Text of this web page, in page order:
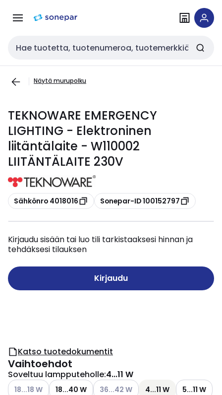
navigointiinsisältöön
Haku
Näytä murupolku
TEKNOWARE EMERGENCY
LIGHTING - Elektroninen
liitäntälaite - W110002
LIITÄNTÄLAITE 230V
Kopioi
Sähkönro 4018016 Kopioi
Sonepar-ID 100152797
Kirjaudu sisään tai luo tili tarkistaaksesi hinnan ja
tehdäksesi tilauksen
Kirjaudu
Katso tuotedokumentit
Vaihtoehdot
Soveltuu lampputeholle:4...11 W
Katso käytettävissä olevat vaihtoehdot
18...18 W 18...40 W Katso käytettävissä olevat
36...42 W 4...11 W 5...11 W